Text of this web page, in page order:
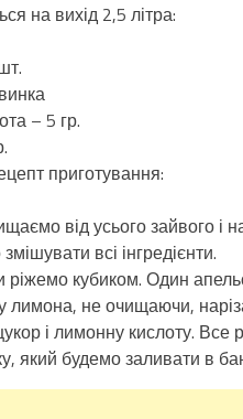
на вихід 2,5 літра:
– 5 гр.
приготування:
від усього зайвого і
всі інгредієнти.
ріжемо кубиком. Один
лимона, не очищаючи,
і лимонну кислоту. Все
який будемо заливати в